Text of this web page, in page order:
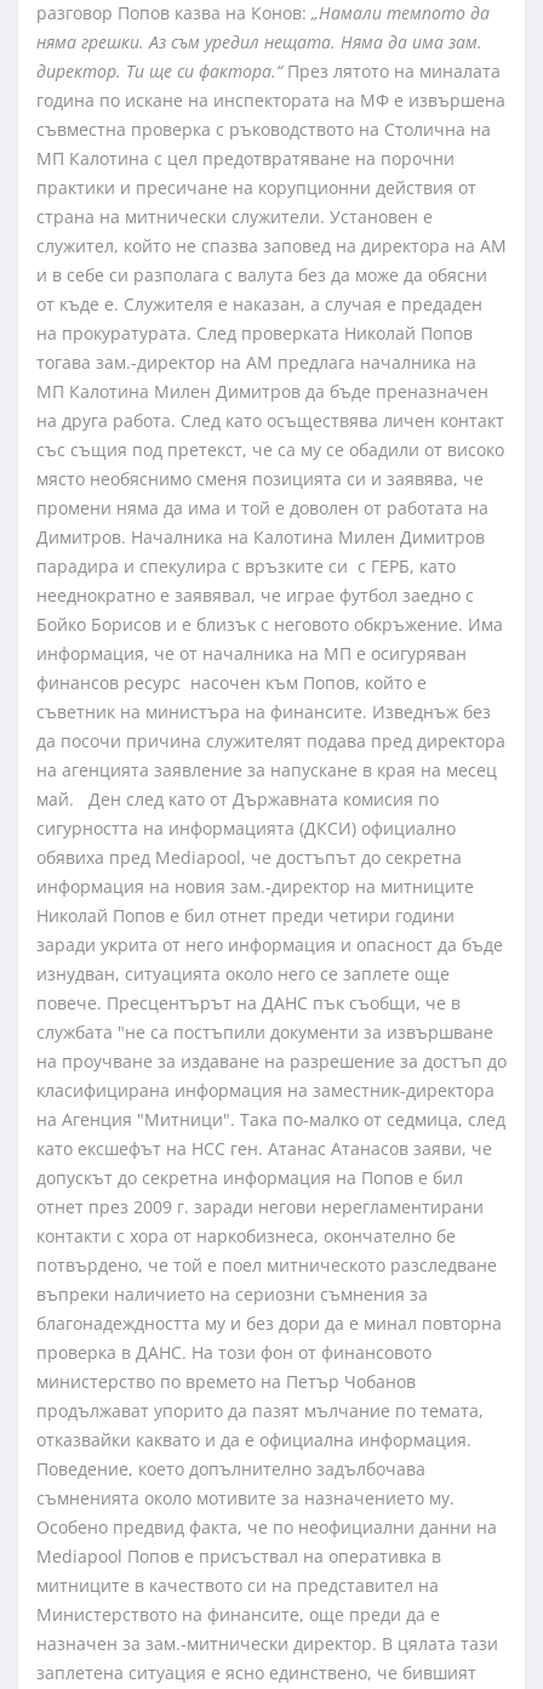
разговор Попов казва на Конов: „Намали темпото да
няма грешки. Аз съм уредил нещата. Няма да има зам.
директор. Ти ще си фактора.“През лятото на миналата
година по искане на инспектората на МФ е извършена
съвместна проверка с ръководството на Столична на
МП Калотина с цел предотвратяване на порочни
практики и пресичане на корупционни действия от
страна на митнически служители. Установен е
служител, който не спазва заповед на директора на АМ
и в себе си разполага с валута без да може да обясни
от къде е. Служителя е наказан, а случая е предаден
на прокуратурата. След проверката Николай Попов
тогава зам.-директор на АМ предлага началника на
МП Калотина Милен Димитров да бъде преназначен
на друга работа. След като осъществява личен контакт
със същия под претекст, че са му се обадили от високо
място необяснимо сменя позицията си и заявява, че
промени няма да има и той е доволен от работата на
Димитров. Началника на Калотина Милен Димитров
парадира и спекулира с връзките си с ГЕРБ, като
нееднократно е заявявал, че играе футбол заедно с
Бойко Борисов и е близък с неговото обкръжение. Има
информация, че от началника на МП е осигуряван
финансов ресурс насочен към Попов, който е
съветник на министъра на финансите. Изведнъж без
да посочи причина служителят подава пред директора
на агенцията заявление за напускане в края на месец
май.
Ден след като от Държавната комисия по
сигурността на информацията (ДКСИ) официално
обявиха пред Mediapool, че достъпът до секретна
информация на новия зам.-директор на митниците
Николай Попов е бил отнет преди четири години
заради укрита от него информация и опасност да бъде
изнудван, ситуацията около него се заплете още
повече. Пресцентърът на ДАНС пък съобщи, че в
службата "не са постъпили документи за извършване
на проучване за издаване на разрешение за достъп до
класифицирана информация на заместник-директора
на Агенция "Митници". Така по-малко от седмица, след
като ексшефът на НСС ген. Атанас Атанасов заяви, че
допускът до секретна информация на Попов е бил
отнет през 2009 г. заради негови нерегламентирани
контакти с хора от наркобизнеса, окончателно бе
потвърдено, че той е поел митническото разследване
въпреки наличието на сериозни съмнения за
благонадеждността му и без дори да е минал повторна
проверка в ДАНС. На този фон от финансовото
министерство по времето на Петър Чобанов
продължават упорито да пазят мълчание по темата,
отказвайки каквато и да е официална информация.
Поведение, което допълнително задълбочава
съмненията около мотивите за назначението му.
Особено предвид факта, че по неофициални данни на
Mediapool Попов е присъствал на оперативка в
митниците в качеството си на представител на
Министерството на финансите, още преди да е
назначен за зам.-митнически директор. В цялата тази
заплетена ситуация е ясно единствено, че бившият